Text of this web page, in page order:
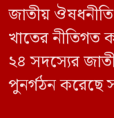
জাতীয়
খাতের নীতিগত
২৪ সদস্যের
পুনর্গঠন করেছে